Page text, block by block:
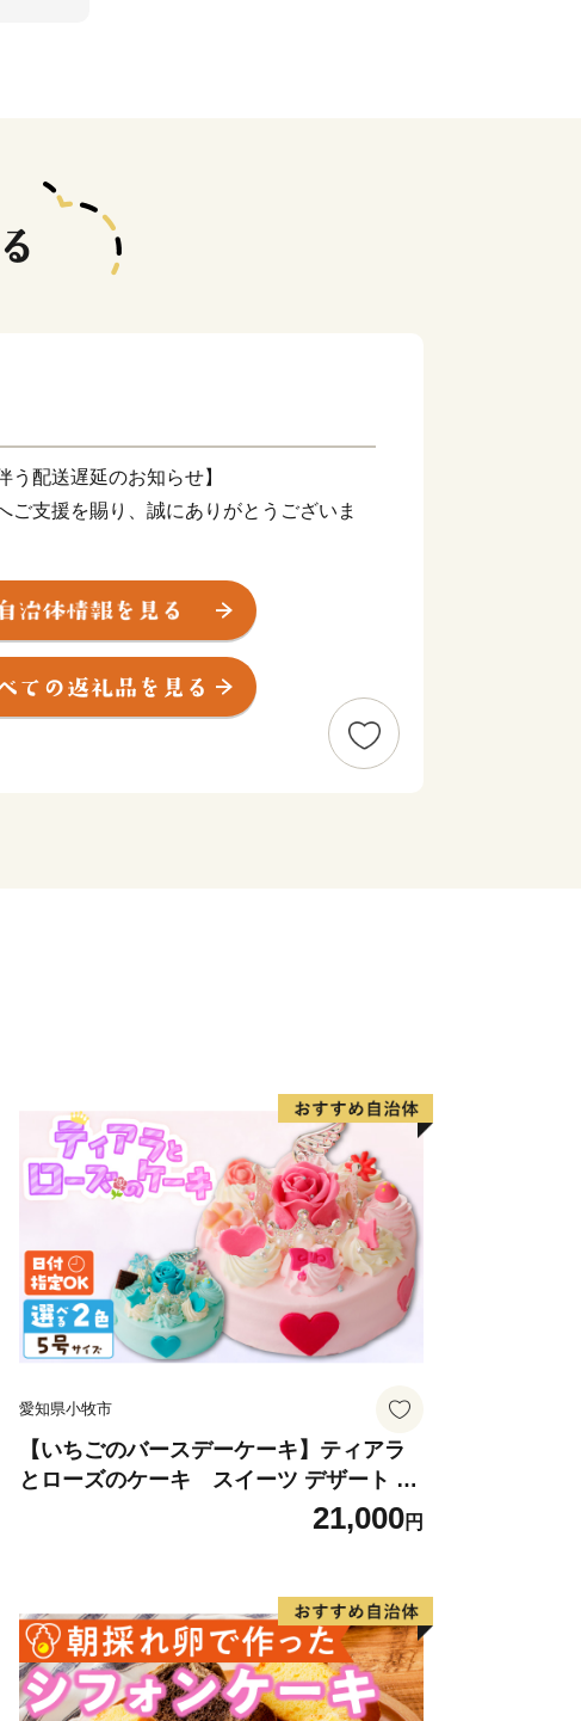
う配送遅延のお知らせ】
ご支援を賜り、誠にありがとうございま
震により被災された皆様に、心よりお見
地の一日も早い復旧と、皆様の安全・安心
心よりお祈り申し上げます。
、一部地域において配送会社の営業停止や
部に位置し、北は高山市、南は加茂郡、西
津川市と長野県に接しています。
流れ、西には馬瀬川があり、周囲には霊峰
トルを越える急峻な山々がそびえ、飛騨木
公園なども位置する自然豊かな地域です。
道41号やJR高山本線が通り、横断する形
じています。
メートル
業地、住宅地などが混在しています。
）、農用地（1..50%）、宅地
）となっています。
トル 最低 220メートル
愛知県小牧市
【いちごのバースデーケーキ】ティアラ
とローズのケーキ スイーツ デザート 洋
菓子 お取り寄せ 愛知県 小牧市 送料無料
誕生日 クリスマス お祝い ばら 花 フラワ
21,000円